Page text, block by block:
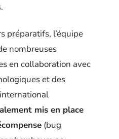
préparatifs, l’équipe
nombreuses
en collaboration avec
et des
mis en place
(bug